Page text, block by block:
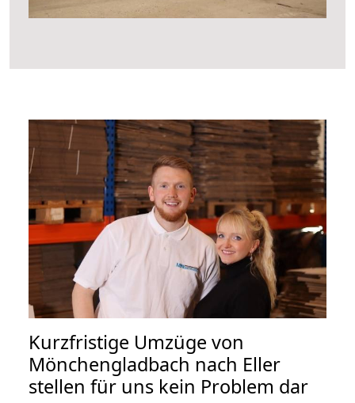
Kurzfristige Umzüge von
Mönchengladbach nach Eller
stellen für uns kein Problem dar